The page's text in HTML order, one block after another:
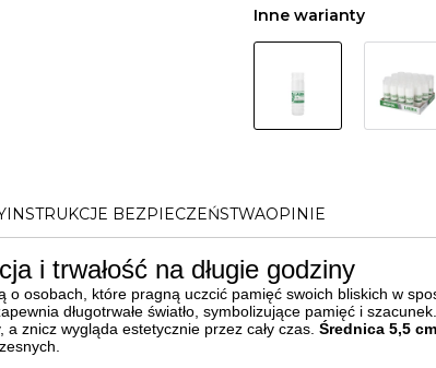
Inne warianty
INSTRUKCJE BEZPIECZEŃSTWAOPINIE
i trwałość na długie godziny
o osobach, które pragną uczcić pamięć swoich bliskich w
długotrwałe światło, symbolizujące pamięć i
znicz wygląda estetycznie przez cały czas. Średnica 5,5